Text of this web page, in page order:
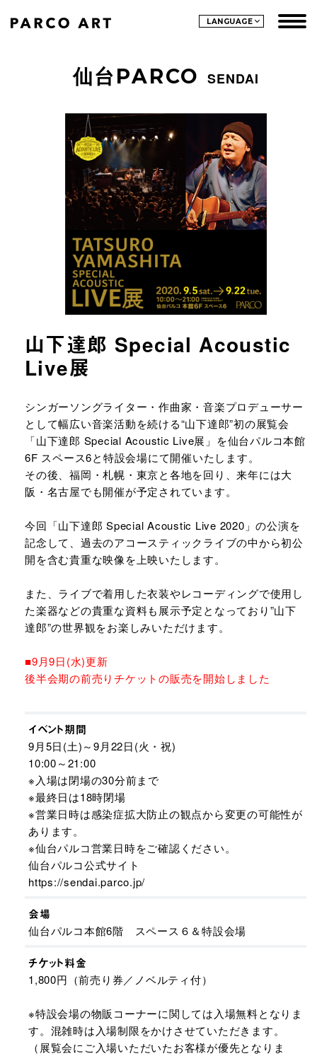
LANGUAGE
仙台PARCOSENDAI
山下達郎 Special Acoustic
Live展
URLをコピーする
シンガーソングライター・作曲家・音楽プロデューサー
として幅広い音楽活動を続ける“山下達郎”初の展覧会
「山下達郎 Special Acoustic Live展」を仙台パルコ本館
6F スペース6と特設会場にて開催いたします。
その後、福岡・札幌・東京と各地を回り、来年には大
阪・名古屋でも開催が予定されています。
今回「山下達郎 Special Acoustic Live 2020」の公演を
記念して、過去のアコースティックライブの中から初公
開を含む貴重な映像を上映いたします。
また、ライブで着用した衣装やレコーディングで使用し
た楽器などの貴重な資料も展示予定となっており”山下
達郎”の世界観をお楽しみいただけます。
■9月9日(水)更新
後半会期の前売りチケットの販売を開始しました
イベント期間
9月5日(土)～9月22日(火・祝)
10:00～21:00
※入場は閉場の30分前まで
※最終日は18時閉場
※営業日時は感染症拡大防止の観点から変更の可能性が
あります。
※仙台パルコ営業日時をご確認ください。
仙台パルコ公式サイト
https://sendai.parco.jp/
会場
仙台パルコ本館6階 スペース６＆特設会場
チケット料金
1,800円（前売り券／ノベルティ付）
※特設会場の物販コーナーに関しては入場無料となりま
す。混雑時は入場制限をかけさせていただきます。
（展覧会にご入場いただいたお客様が優先となりま